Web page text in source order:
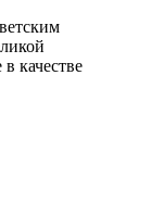
качестве